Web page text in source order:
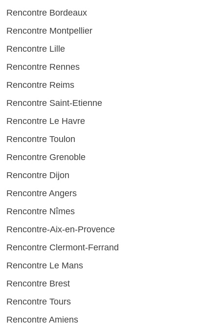
Rencontre Bordeaux
Rencontre Montpellier
Rencontre Lille
Rencontre Rennes
Rencontre Reims
Rencontre Saint-Etienne
Rencontre Le Havre
Rencontre Toulon
Rencontre Grenoble
Rencontre Dijon
Rencontre Angers
Rencontre Nîmes
Rencontre-Aix-en-Provence
Rencontre Clermont-Ferrand
Rencontre Le Mans
Rencontre Brest
Rencontre Tours
Rencontre Amiens